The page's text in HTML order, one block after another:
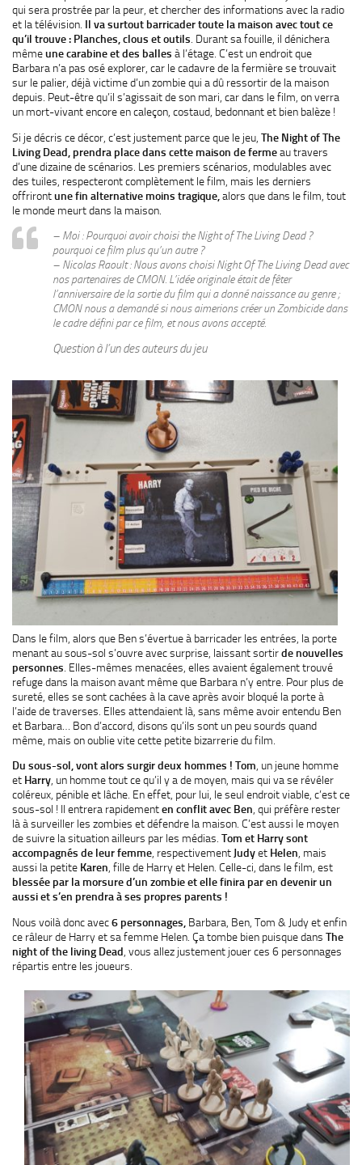
qui sera prostrée par la peur, et chercher des informations avec la radio
et la télévision. Il va surtout barricader toute la maison avec tout ce
qu’il trouve : Planches, clous et outils. Durant sa fouille, il dénichera
mêmeune carabine et des balles à l’étage. C’est un endroit que
Barbara n’a pas osé explorer, car le cadavre de la fermière se trouvait
sur le palier, déjà victime d’un zombie qui a dû ressortir de la maison
depuis. Peut-être qu’il s’agissait de son mari, car dans le film, on verra
un mort-vivant encore en caleçon, costaud, bedonnant et bien balèze !
Si je décris ce décor, c’est justement parce que le jeu, The Night of The
Living Dead, prendra place dans cette maison de fermeau travers
d’une dizaine de scénarios. Les premiers scénarios, modulables avec
des tuiles, respecteront complètement le film, mais les derniers
offrirontune fin alternative moins tragique, alors que dans le film, tout
le monde meurt dans la maison.
– Moi : Pourquoi avoir choisi the Night of The Living Dead ?
pourquoi ce film plus qu’un autre ?
– Nicolas Raoult : Nous avons choisi Night Of The Living Dead avec
nos partenaires de CMON. L’idée originale était de fêter
l’anniversaire de la sortie du film qui a donné naissance au genre ;
CMON nous a demandé si nous aimerions créer un Zombicide dans
le cadre défini par ce film, et nous avons accepté.
Question à l’un des auteurs du jeu
Dans le film, alors que Ben s’évertue à barricader les entrées, la porte
menant au sous-sol s’ouvre avec surprise, laissant sortirde nouvelles
personnes . Elles-mêmes menacées, elles avaient également trouvé
refuge dans la maison avant même que Barbara n’y entre. Pour plus de
sureté, elles se sont cachées à la cave après avoir bloqué la porte à
l’aide de traverses. Elles attendaient là, sans même avoir entendu Ben
et Barbara… Bon d’accord, disons qu’ils sont un peu sourds quand
même, mais on oublie vite cette petite bizarrerie du film.
Du sous-sol, vont alors surgir deux hommes ! Tom , un jeune homme
et Harry , un homme tout ce qu’il y a de moyen, mais qui va se révéler
coléreux, pénible et lâche. En effet, pour lui, le seul endroit viable, c’est ce
sous-sol ! Il entrera rapidementen conflit avec Ben , qui préfère rester
là à surveiller les zombies et défendre la maison. C’est aussi le moyen
de suivre la situation ailleurs par les médias. Tom et Harry sont
accompagnés de leur femme , respectivement Judyet Helen , mais
aussi la petite Karen , fille de Harry et Helen. Celle-ci, dans le film, est
blessée par la morsure d’un zombie et elle finira par en devenir un
aussi et s’en prendra à ses propres parents !
Nous voilà donc avec6 personnages, Barbara, Ben, Tom & Judy et enfin
ce râleur de Harry et sa femme Helen. Ça tombe bien puisque dans The
night of the living Dead , vous allez justement jouer ces 6 personnages
répartis entre les joueurs.